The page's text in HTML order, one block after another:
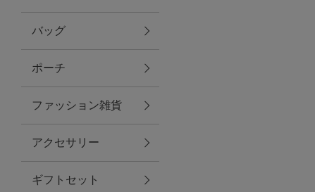
グリーン
バス＆ビューティー
バス＆ビューティー
タオル
ウエア＆バッグ
バッグ
ポーチ
ファッション雑貨
アクセサリー
ギフトセット